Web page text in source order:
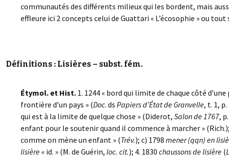
communautés des différents milieux qui les bordent, mais
effleure ici 2 concepts celui de Guattari « L’écosophie » ou
Définitions : Lisières – subst. fém.
Étymol. et Hist. 1. 1244 « bord qui limite de chaque côté d’une
frontière d’un pays » (Doc. ds Papiers d’État de Granvelle, t. 1,
qui est à la limite de quelque chose » (Diderot, Salon de 1767,
enfant pour le soutenir quand il commence à marcher »
comme on mène un enfant » (Trév.); c) 1798 mener (qqn) en
lisière « id. » (M. de Guérin, loc. cit.); 4. 1830 chaussons de lisière (